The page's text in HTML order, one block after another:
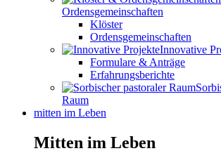
Ordensgemeinschaften
Klöster
Ordensgemeinschaften
Innovative
Formulare & Anträge
Erfahrungsberichte
Raum
mitten im Leben
Mitten im Leben